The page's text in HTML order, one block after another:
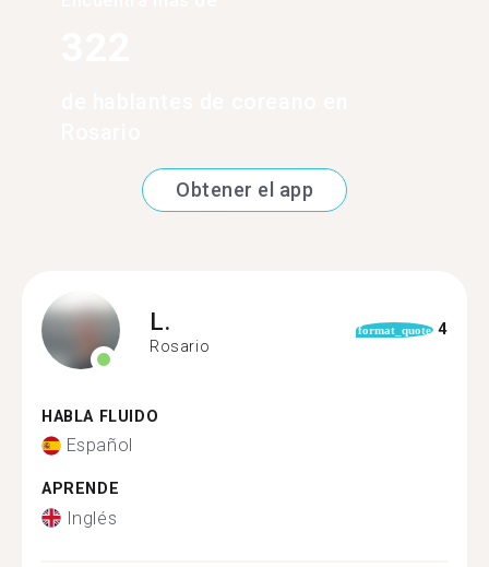
Obtener el app
L.
Rosario
format_quote 4
HABLA FLUIDO
Español
APRENDE
Inglés